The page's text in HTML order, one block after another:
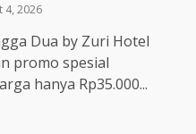
4, 2026
Dua by Zuri Hotel
promo spesial
hanya Rp35.000...